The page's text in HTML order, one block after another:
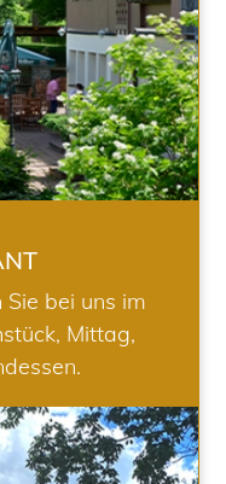
Sie bei uns im
Mittag,